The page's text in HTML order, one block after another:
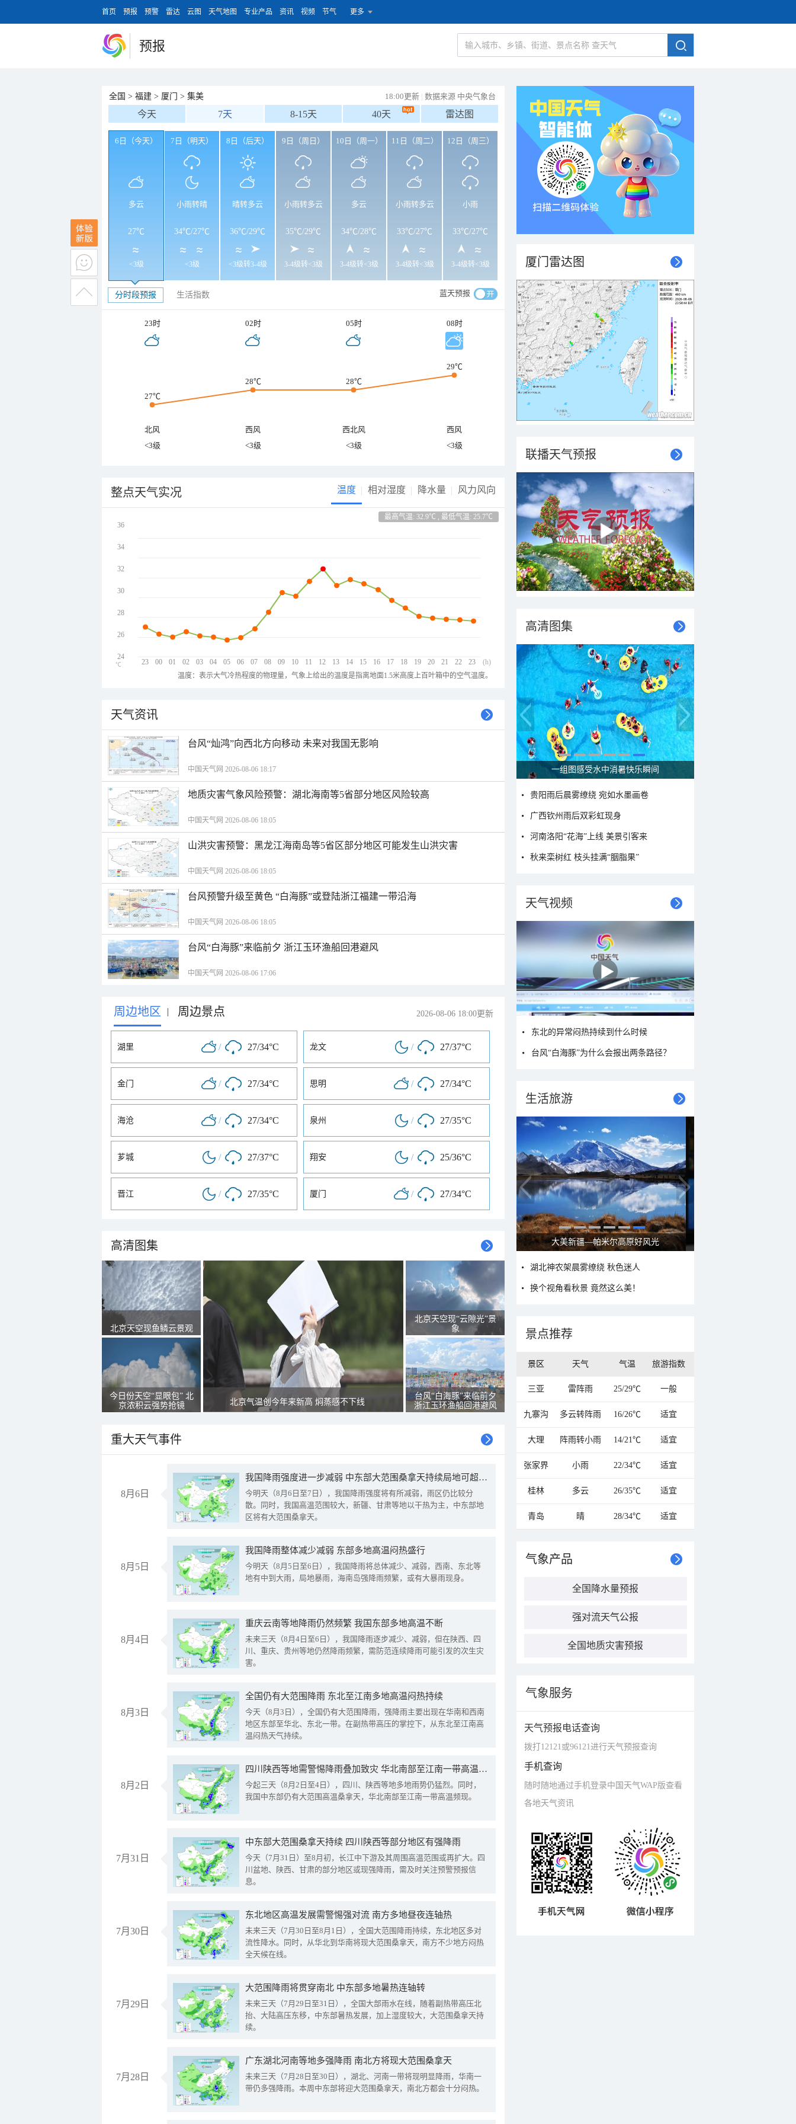
首页 预报 预警 雷达 云图 天气地图 专业产品 资讯 视频 节气 更多
预报
全国 > 福建 > 厦门 > 集美 18:00更新 | 数据来源 中央气象台
今天 7天 8-15天 40天 雷达图
6日（今天）
多云
27℃
<3级
7日（明天）
小雨转晴
34℃/27℃
<3级
8日（后天）
晴转多云
36℃/29℃
<3级转3-4级
9日（周日）
小雨转多云
35℃/29℃
3-4级转<3级
10日（周一）
多云
34℃/28℃
3-4级转<3级
11日（周二）
小雨转多云
33℃/27℃
3-4级转<3级
12日（周三）
小雨
33℃/27℃
3-4级转<3级
分时段预报 生活指数 蓝天预报
23时 02时 05时 08时
27℃
28℃ 28℃
29℃
北风 西风 西北风
西风
<3级
<3级 <3级 <3级
整点天气实况 温度 相对湿度 降水量 风力风向
最高气温: 32.9℃ , 最低气温: 25.7℃
23 00 01 02 03 04 05 06 07 08 09 10 11 12 13 14 15 16 17 18 19 20 21 22 23
36
34
32
30
28
26
24
(h)
℃
温度：表示大气冷热程度的物理量，气象上给出的温度是指离地面1.5米高度上百叶箱中的空气温度。
天气资讯
台风“灿鸿”向西北方向移动 未来对我国无影响
中国天气网 2026-08-06 18:17
地质灾害气象风险预警：湖北海南等5省部分地区风险较高
中国天气网 2026-08-06 18:05
山洪灾害预警：黑龙江海南岛等5省区部分地区可能发生山洪灾害
中国天气网 2026-08-06 18:05
台风预警升级至黄色 “白海豚”或登陆浙江福建一带沿海
中国天气网 2026-08-06 18:05
台风“白海豚”来临前夕 浙江玉环渔船回港避风
中国天气网 2026-08-06 17:06
周边地区 | 周边景点 2026-08-06 18:00更新
湖里 / 27/34°C 龙文 / 27/37°C
金门 / 27/34°C 思明 / 27/34°C
海沧 / 27/34°C 泉州 / 27/35°C
芗城 / 27/37°C 翔安 / 25/36°C
晋江 / 27/35°C 厦门 / 27/34°C
高清图集
北京天空现鱼鳞云景观
今日份天空“显眼包” 北
京浓积云强势抢镜
北京气温创今年来新高 焖蒸感不下线
北京天空现“云隙光”景
象
台风“白海豚”来临前夕
浙江玉环渔船回港避风
重大天气事件
8月6日
我国降雨强度进一步减弱 中东部大范围桑拿天持续局地可超38℃
今明天（8月6日至7日），我国降雨强度将有所减弱，雨区仍比较分
散。同时，我国高温范围较大，新疆、甘肃等地以干热为主，中东部地
区将有大范围桑拿天。
8月5日
我国降雨整体减少减弱 东部多地高温闷热盛行
今明天（8月5日至6日），我国降雨将总体减少、减弱，西南、东北等
地有中到大雨，局地暴雨，海南岛强降雨频繁，或有大暴雨现身。
8月4日
重庆云南等地降雨仍然频繁 我国东部多地高温不断
未来三天（8月4日至6日），我国降雨逐步减少、减弱，但在陕西、四
川、重庆、贵州等地仍然降雨频繁，需防范连续降雨可能引发的次生灾
害。
8月3日
全国仍有大范围降雨 东北至江南多地高温闷热持续
今天（8月3日），全国仍有大范围降雨，强降雨主要出现在华南和西南
地区东部至华北、东北一带。在副热带高压的掌控下，从东北至江南高
温闷热天气持续。
8月2日
四川陕西等地需警惕降雨叠加致灾 华北南部至江南一带高温频现
今起三天（8月2日至4日），四川、陕西等地多地雨势仍猛烈。同时，
我国中东部仍有大范围高温桑拿天，华北南部至江南一带高温频现。
7月31日
中东部大范围桑拿天持续 四川陕西等部分地区有强降雨
今天（7月31日）至8月初，长江中下游及其周围高温范围或再扩大。四
川盆地、陕西、甘肃的部分地区或现强降雨，需及时关注预警预报信
息。
7月30日
东北地区高温发展需警惕强对流 南方多地昼夜连轴热
未来三天（7月30日至8月1日），全国大范围降雨持续，东北地区多对
流性降水。同时，从华北到华南将现大范围桑拿天，南方不少地方闷热
全天候在线。
7月29日
大范围降雨将贯穿南北 中东部多地暑热连轴转
未来三天（7月29日至31日），全国大部雨水在线，随着副热带高压北
抬、大陆高压东移，中东部暑热发展，加上湿度较大，大范围桑拿天持
续。
7月28日
广东湖北河南等地多强降雨 南北方将现大范围桑拿天
未来三天（7月28日至30日），湖北、河南一带将现明显降雨，华南一
带仍多强降雨。本周中东部将迎大范围桑拿天，南北方都会十分闷热。
厦门雷达图
联播天气预报
高清图集
一组图感受水中消暑快乐瞬间
贵阳雨后晨雾缭绕 宛如水墨画卷
广西钦州雨后双彩虹现身
河南洛阳“花海”上线 美景引客来
秋来栾树红 枝头挂满“胭脂果”
天气视频
东北的异常闷热持续到什么时候
台风“白海豚”为什么会报出两条路径？
生活旅游
大美新疆—帕米尔高原好风光
湖北神农架晨雾缭绕 秋色迷人
换个视角看秋景 竟然这么美！
景点推荐
景区 天气 气温 旅游指数
三亚 雷阵雨 25/29℃ 一般
九寨沟 多云转阵雨 16/26℃ 适宜
大理 阵雨转小雨 14/21℃ 适宜
张家界 小雨 22/34℃ 适宜
桂林 多云 26/35℃ 适宜
青岛 晴 28/34℃ 适宜
气象产品
全国降水量预报
强对流天气公报
全国地质灾害预报
气象服务
天气预报电话查询
拨打12121或96121进行天气预报查询
手机查询
随时随地通过手机登录中国天气WAP版查看
各地天气资讯